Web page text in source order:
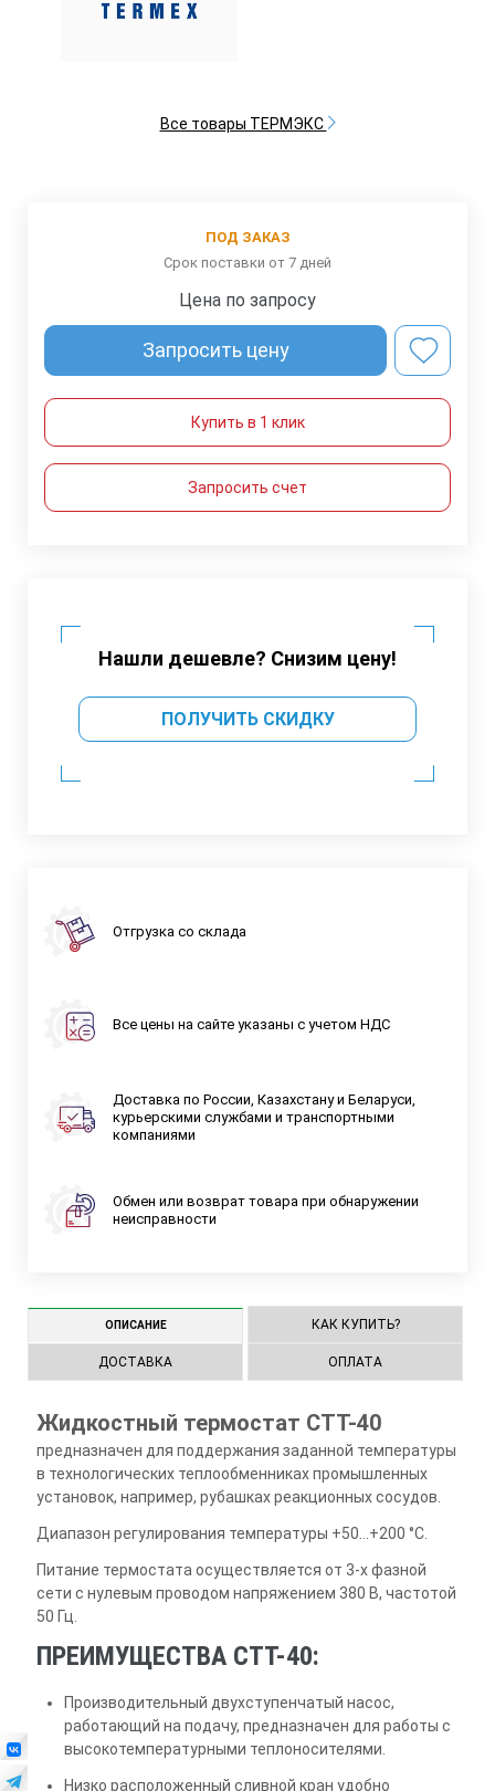
Все товары ТЕРМЭКС
ПОД ЗАКАЗ
Срок поставки от 7 дней
Цена по запросу
Запросить цену
Купить в 1 клик
Запросить счет
Нашли дешевле? Снизим цену!
ПОЛУЧИТЬ СКИДКУ
Отгрузка со склада
Все цены на сайте указаны с учетом НДС
Доставка по России, Казахстану и Беларуси,
курьерскими службами и транспортными
компаниями
Обмен или возврат товара при обнаружении
неисправности
ОПИСАНИЕ КАК КУПИТЬ?
ДОСТАВКА ОПЛАТА
Жидкостный термостат СТТ-40
предназначен для поддержания заданной температуры
в технологических теплообменниках промышленных
установок, например, рубашках реакционных сосудов.
Диапазон регулирования температуры +50…+200 °С.
Питание термостата осуществляется от 3-х фазной
сети с нулевым проводом напряжением 380 В, частотой
50 Гц.
ПРЕИМУЩЕСТВА СТТ-40:
Производительный двухступенчатый насос,
работающий на подачу, предназначен для работы с
высокотемпературными теплоносителями.
Низко расположенный сливной кран удобно